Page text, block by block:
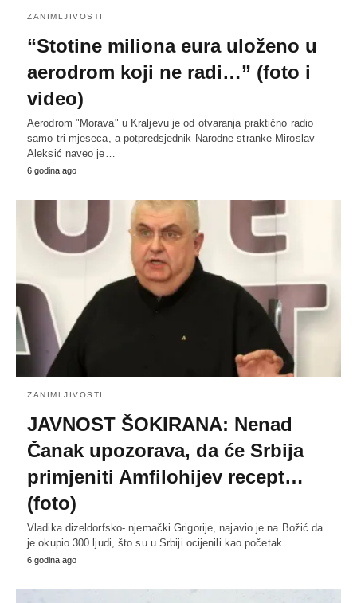
ZANIMLJIVOSTI
“Stotine miliona eura uloženo u
aerodrom koji ne radi…” (foto i
video)
Aerodrom "Morava" u Kraljevu je od otvaranja praktično radio
samo tri mjeseca, a potpredsjednik Narodne stranke Miroslav
Aleksić naveo je…
6 godina ago
ZANIMLJIVOSTI
JAVNOST ŠOKIRANA: Nenad
Čanak upozorava, da će Srbija
primjeniti Amfilohijev recept…
(foto)
Vladika dizeldorfsko- njemački Grigorije, najavio je na Božić da
je okupio 300 ljudi, što su u Srbiji ocijenili kao početak…
6 godina ago